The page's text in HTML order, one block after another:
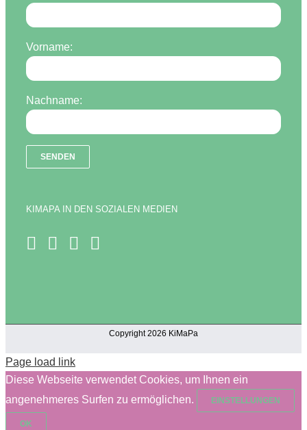
Vorname:
Nachname:
KIMAPA IN DEN SOZIALEN MEDIEN
Copyright 2026 KiMaPa
Page load link
Diese Webseite verwendet Cookies, um Ihnen ein
angenehmeres Surfen zu ermöglichen.
EINSTELLUNGEN
OK